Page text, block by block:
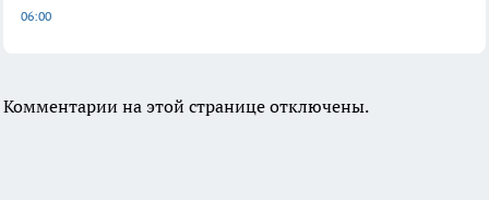
06:00
Комментарии на этой странице отключены.